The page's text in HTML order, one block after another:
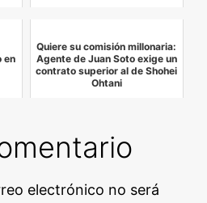
en
Quiere su comisión millonaria:
Agente de Juan Soto exige un
contrato superior al de Shohei
Ohtani
electrónico no será